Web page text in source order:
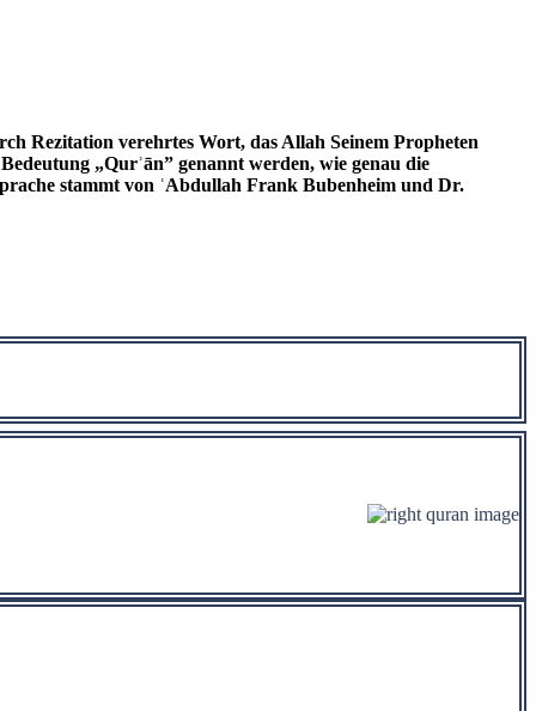
Rezitation verehrtes Wort, das Allah Seinem Propheten
„Qurʾān” genannt werden, wie genau die
stammt von ʿAbdullah Frank Bubenheim und Dr.